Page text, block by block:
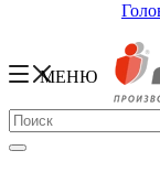
МЕНЮ